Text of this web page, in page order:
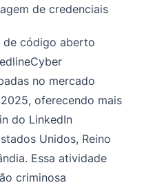
de credenciais
de código aberto
no mercado
oferecendo mais
do LinkedIn
Unidos, Reino
Essa atividade
criminosa